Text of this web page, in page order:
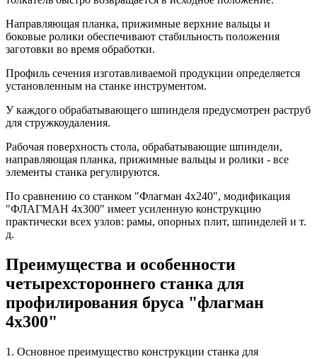
Направляющая планка, прижимные верхние вальцы и
боковые ролики обеспечивают стабильность положения
заготовки во время обработки.
Профиль сечения изготавливаемой продукции определяется
установленным на станке инструментом.
У каждого обрабатывающего шпинделя предусмотрен раструб
для стружкоудаления.
Рабочая поверхность стола, обрабатывающие шпиндели,
направляющая планка, прижимные вальцы и ролики - все
элементы станка регулируются.
По сравнению со станком "Флагман 4х240", модификация
"ФЛАГМАН 4х300" имеет усиленную конструкцию
практически всех узлов: рамы, опорных плит, шпинделей и т.
д.
Преимущества и особенности
четырехстороннего станка для
профилирования бруса "флагман
4х300"
1. Основное преимущество конструкции станка для